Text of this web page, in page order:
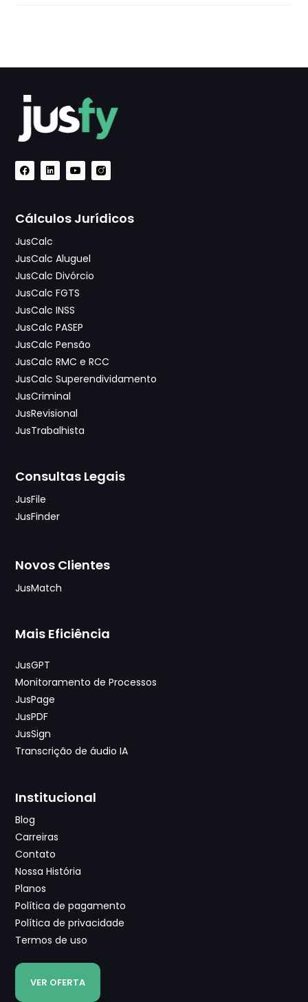
Cálculos Jurídicos
JusCalc
JusCalc Aluguel
JusCalc Divórcio
JusCalc FGTS
JusCalc INSS
JusCalc PASEP
JusCalc Pensão
JusCalc RMC e RCC
JusCalc Superendividamento
JusCriminal
JusRevisional
JusTrabalhista
Consultas Legais
JusFile
JusFinder
Novos Clientes
JusMatch
Mais Eficiência
JusGPT
Monitoramento de Processos
JusPage
JusPDF
JusSign
Transcrição de áudio IA
Institucional
Blog
Carreiras
Contato
Nossa História
Planos
Política de pagamento
Política de privacidade
Termos de uso
VER OFERTA